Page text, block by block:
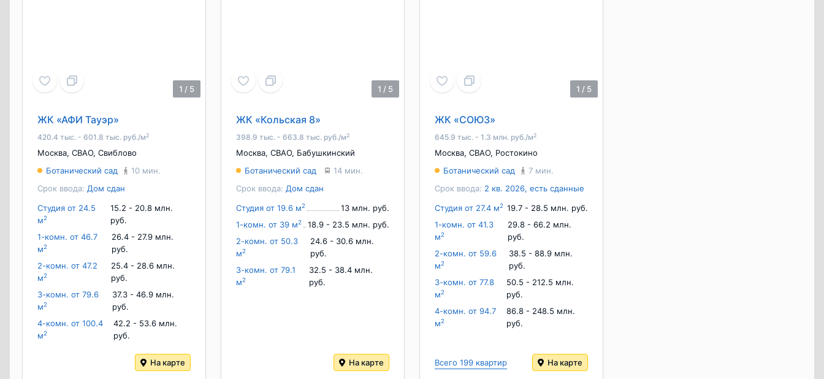
1 / 5
ЖК «АФИ Тауэр»
420.4 тыс. - 601.8 тыс. руб./м2
Москва, СВАО, Свиблово
Срок ввода: Дом сдан
Ботанический сад 10 мин.
Студия от 24.5
м2
15.2 - 20.8 млн.
руб.
1-комн. от 46.7
м2
26.4 - 27.9 млн.
руб.
2-комн. от 47.2
м2
25.4 - 28.6 млн.
руб.
3-комн. от 79.6
м2
37.3 - 46.9 млн.
руб.
4-комн. от 100.4
м2
42.2 - 53.6 млн.
руб.
На карте
1 / 5
ЖК «Кольская 8»
398.9 тыс. - 663.8 тыс. руб./м2
Москва, СВАО, Бабушкинский
Срок ввода: Дом сдан
Ботанический сад 14 мин.
Студия от 19.6 м2
13 млн. руб.
1-комн. от 39 м2
18.9 - 23.5 млн. руб.
2-комн. от 50.3
м2
24.6 - 30.6 млн.
руб.
3-комн. от 79.1
м2
32.5 - 38.4 млн.
руб.
На карте
1 / 5
ЖК «СОЮЗ»
645.9 тыс. - 1.3 млн. руб./м2
Москва, СВАО, Ростокино
Срок ввода: 2 кв. 2026, есть сданные
Ботанический сад 7 мин.
Студия от 27.4 м2
19.7 - 28.5 млн. руб.
1-комн. от 41.3
м2
29.8 - 66.2 млн.
руб.
2-комн. от 59.6
м2
38.5 - 88.9 млн.
руб.
3-комн. от 77.8
м2
50.5 - 212.5 млн.
руб.
4-комн. от 94.7
м2
86.8 - 248.5 млн.
руб.
Всего 199 квартир На карте